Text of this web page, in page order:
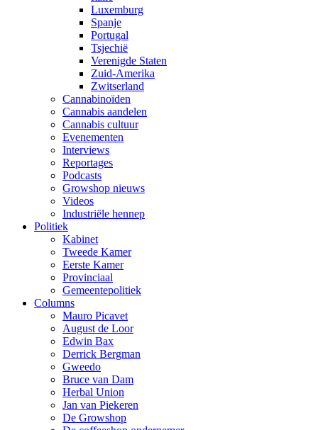
Luxemburg
Spanje
Portugal
Tsjechië
Verenigde Staten
Zuid-Amerika
Zwitserland
Cannabinoïden
Cannabis aandelen
Cannabis cultuur
Evenementen
Interviews
Reportages
Podcasts
Growshop nieuws
Videos
Industriële hennep
Politiek
Kabinet
Tweede Kamer
Eerste Kamer
Provinciaal
Gemeentepolitiek
Columns
Mauro Picavet
August de Loor
Edwin Bax
Derrick Bergman
Gweedo
Bruce van Dam
Herbal Union
Jan van Piekeren
De Growshop